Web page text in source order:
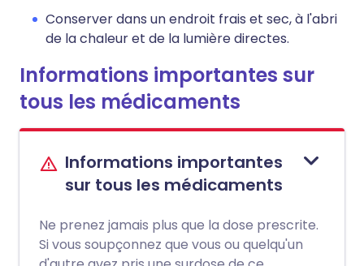
Conserver dans un endroit frais et sec, à l'abri
de la chaleur et de la lumière directes.
Informations importantes sur
tous les médicaments
Informations importantes
sur tous les médicaments
Ne prenez jamais plus que la dose prescrite.
Si vous soupçonnez que vous ou quelqu'un